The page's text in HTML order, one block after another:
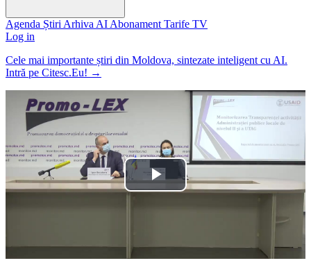
Agenda Știri Arhiva AI Abonament Tarife TV
Log in
Cele mai importante știri din Moldova, sintezate inteligent cu AI.
Intră pe Citesc.Eu! →
Play